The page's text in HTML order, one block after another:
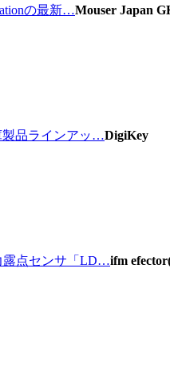
の最新…Mouser Japan
製品ラインアッ…DigiKey
露点センサ「LD…ifm